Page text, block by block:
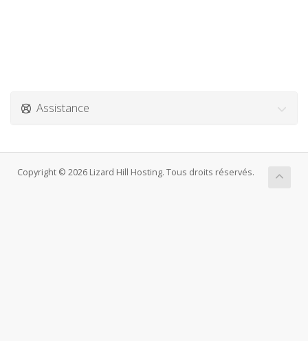
Assistance
Copyright © 2026 Lizard Hill Hosting. Tous droits réservés.